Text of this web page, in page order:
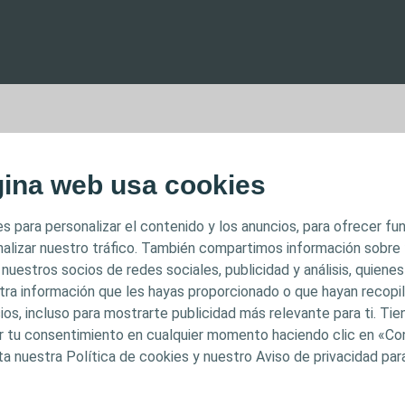
web usa cookies
para personalizar el contenido y los anuncios, para ofrecer
nuestro tráfico. También compartimos información sobre
socios de redes sociales, publicidad y análisis,
información que les hayas proporcionado o que hayan
incluso para mostrarte publicidad más relevante para ti.
tu consentimiento en cualquier momento haciendo clic en
nuestra Política de cookies y nuestro Aviso de privacidad
para profesionales sanitarios únicamente. El
a fines informativos y formativos y puede no ser
Coloplast no proporciona asesoramiento
contenido no pretenden constituir asesoramiento
en modo alguno el criterio médico independiente
capacitado y autorizado. La responsabilidad de
el profesional sanitario. Para obtener información
o expuestos, incluidas las instrucciones de